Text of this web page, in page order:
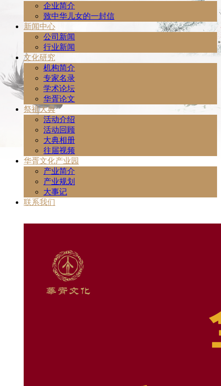
企业简介
致中华儿女的一封信
新闻中心
公司新闻
行业新闻
文化研究
机构简介
专家名录
学术论坛
华胥论文
祭祖大典
活动介绍
活动回顾
大典相册
往届视频
华胥文化产业园
产业简介
产业规划
大事记
联系我们